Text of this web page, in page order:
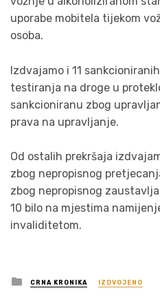
uporabe mobitela tijekom
osoba.
Izdvajamo i 11
testiranja na droge u
sankcioniranu zbog
prava na upravljanje.
Od ostalih prekršaja
zbog nepropisnog
zbog nepropisnog
10 bilo na mjestima
invaliditetom.
Posted
in
CRNA KRONIKA IZDVOJENO